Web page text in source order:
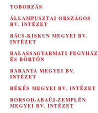
TOBORZÁS
ÁLLAMPUSZTAI ORSZÁGOS
BV. INTÉZET
BÁCS-KISKUN MEGYEI BV.
INTÉZET
BALASSAGYARMATI FEGYHÁZ
ÉS BÖRTÖN
BARANYA MEGYEI BV.
INTÉZET
BÉKÉS MEGYEI BV. INTÉZET
BORSOD-ABAÚJ-ZEMPLÉN
MEGYEI BV. INTÉZET